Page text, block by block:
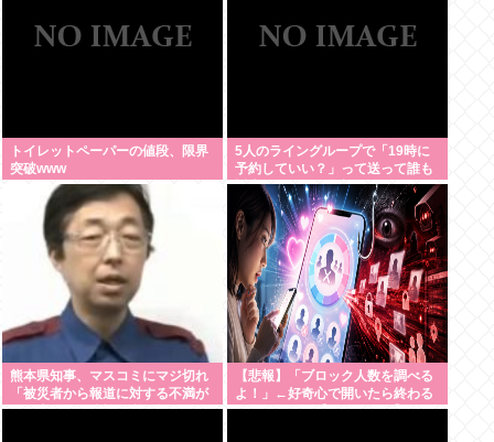
トイレットペーパーの値段、限界
突破www
5人のライングループで「19時に
予約していい？」って送って誰も
返事しないから無視でいいよね？
熊本県知事、マスコミにマジ切れ
「被災者から報道に対する不満が
県に来てる、遺族の所に押しかけ
【悲報】「ブロック人数を調べる
よ！」←好奇心で開いたら終わる
サイトだった【HotTweets】